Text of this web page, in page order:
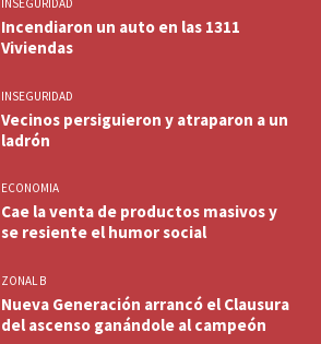
INSEGURIDAD
Incendiaron un auto en las 1311
Viviendas
INSEGURIDAD
Vecinos persiguieron y atraparon a un
ladrón
ECONOMIA
Cae la venta de productos masivos y
se resiente el humor social
ZONAL B
Nueva Generación arrancó el Clausura
del ascenso ganándole al campeón